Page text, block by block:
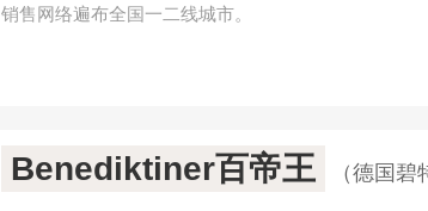
销售网络遍布全国一二线城市。
Benediktiner百帝王 （德国碧